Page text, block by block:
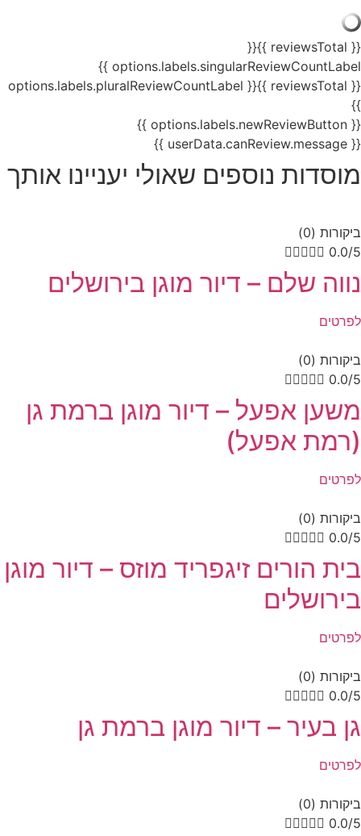
{{ reviewsTotal }}
{{
options.labels.singularReviewCountLabel }}
{{ reviewsTotal }}
{{ options.labels.pluralReviewCountLabel
}}
{{ options.labels.newReviewButton }}
{{ userData.canReview.message }}
מוסדות נוספים שאולי יעניינו אותך
ביקורות (0)
 0.0/5
נווה שלם – דיור מוגן בירושלים
לפרטים
ביקורות (0)
 0.0/5
משען אפעל – דיור מוגן ברמת גן
(רמת אפעל)
לפרטים
ביקורות (0)
 0.0/5
בית הורים זיגפריד מוזס – דיור מוגן
בירושלים
לפרטים
ביקורות (0)
 0.0/5
גן בעיר – דיור מוגן ברמת גן
לפרטים
ביקורות (0)
 0.0/5